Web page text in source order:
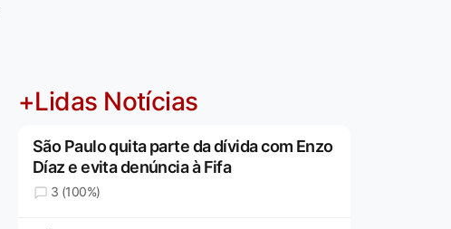
+Lidas Notícias
São Paulo quita parte da dívida com Enzo
Díaz e evita denúncia à Fifa
3 (100%)